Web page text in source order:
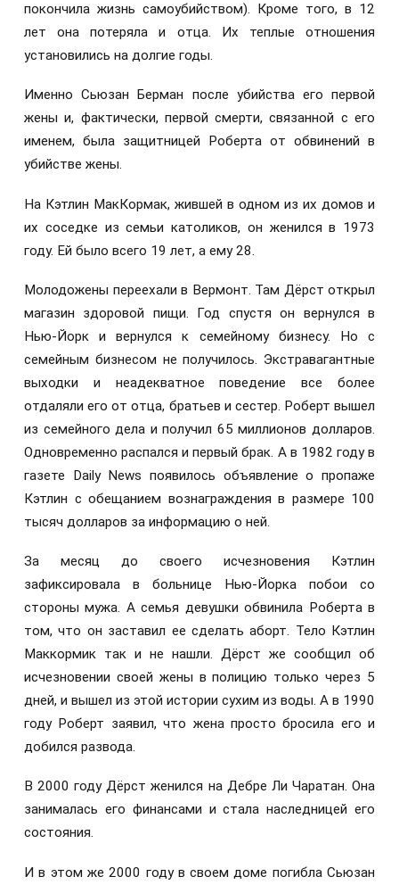
покончила жизнь самоубийством). Кроме того, в 12
лет она потеряла и отца. Их теплые отношения
установились на долгие годы.
Именно Сьюзан Берман после убийства его первой
жены и, фактически, первой смерти, связанной с его
именем, была защитницей Роберта от обвинений в
убийстве жены.
На Кэтлин МакКормак, жившей в одном из их домов и
их соседке из семьи католиков, он женился в 1973
году. Ей было всего 19 лет, а ему 28.
Молодожены переехали в Вермонт. Там Дёрст открыл
магазин здоровой пищи. Год спустя он вернулся в
Нью-Йорк и вернулся к семейному бизнесу. Но с
семейным бизнесом не получилось. Экстравагантные
выходки и неадекватное поведение все более
отдаляли его от отца, братьев и сестер. Роберт вышел
из семейного дела и получил 65 миллионов долларов.
Одновременно распался и первый брак. А в 1982 году в
газете Daily News появилось объявление о пропаже
Кэтлин с обещанием вознаграждения в размере 100
тысяч долларов за информацию о ней.
За месяц до своего исчезновения Кэтлин
зафиксировала в больнице Нью-Йорка побои со
стороны мужа. А семья девушки обвинила Роберта в
том, что он заставил ее сделать аборт. Тело Кэтлин
Маккормик так и не нашли. Дёрст же сообщил об
исчезновении своей жены в полицию только через 5
дней, и вышел из этой истории сухим из воды. А в 1990
году Роберт заявил, что жена просто бросила его и
добился развода.
В 2000 году Дёрст женился на Дебре Ли Чаратан. Она
занималась его финансами и стала наследницей его
состояния.
И в этом же 2000 году в своем доме погибла Сьюзан